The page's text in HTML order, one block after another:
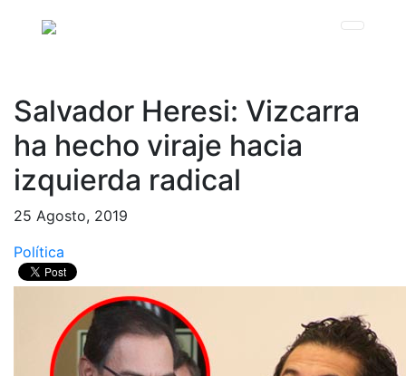
Salvador Heresi: Vizcarra
ha hecho viraje hacia
izquierda radical
25 Agosto, 2019
Política